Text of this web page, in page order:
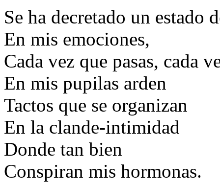
Se ha decretado un estado
En mis emociones,
Cada vez que pasas, cada
En mis pupilas arden
Tactos que se organizan
En la clande-intimidad
Donde tan bien
Conspiran mis hormonas.